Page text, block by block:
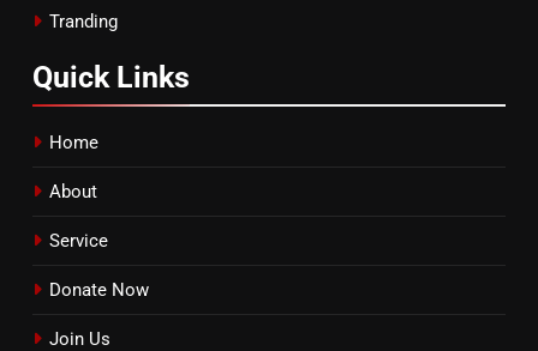
Tranding
Quick Links
Home
About
Service
Donate Now
Join Us